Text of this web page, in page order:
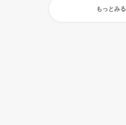
もっとみる